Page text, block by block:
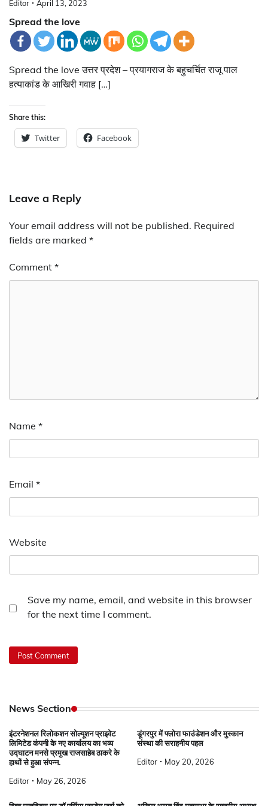
Editor April 13, 2023
Spread the love
Spread the love उत्तर प्रदेश – प्रयागराज के बहुचर्चित राजू पाल
हत्याकांड के आखिरी गवाह […]
Share this:
Twitter Facebook
Leave a Reply
Your email address will not be published. Required
fields are marked *
Comment *
Name *
Email *
Website
Save my name, email, and website in this browser
for the next time I comment.
News Section
इंटरनेशनल रिलोकशन सोल्यूशन प्राइवेट
लिमिटेड कंपनी के नए कार्यालय का भव्य
उद्घाटन मनसे प्रमुख राजसाहेब ठाकरे के
हाथों से हुआ संपन्न.
Editor May 26, 2026
डूंगरपुर में फ्लोरा फाउंडेशन और मुस्कान
संस्था की सराहनीय पहल
Editor May 20, 2026